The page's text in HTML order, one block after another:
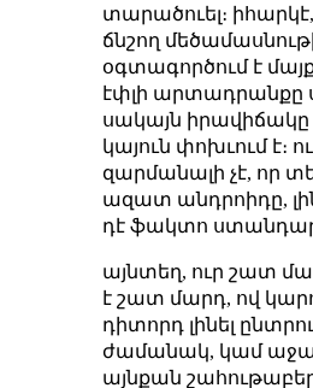
տարածուել։
ճնշող
օգտագործում է
էփլի արտադրանքը
սակայն
կայուն փոխւում է։
զարմանալի չէ, որ
ազատ անդրոիդը,
դէ ֆակտո
այնտեղ, ուր շատ
է շատ մարդ, ով
դիտորդ լինել
ժամանակ, կամ
այնքան